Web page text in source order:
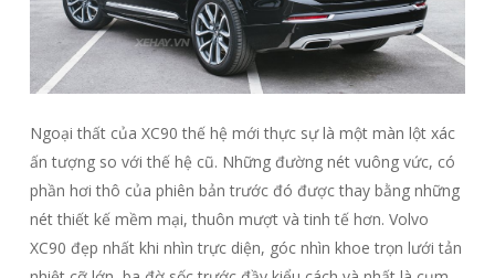
Ngoại thất của XC90 thế hệ mới thực sự là một màn lột xác
ấn tượng so với thế hệ cũ. Những đường nét vuông vức, có
phần hơi thô của phiên bản trước đó được thay bằng những
nét thiết kế mềm mại, thuôn mượt và tinh tế hơn. Volvo
XC90 đẹp nhất khi nhìn trực diện, góc nhìn khoe trọn lưới tản